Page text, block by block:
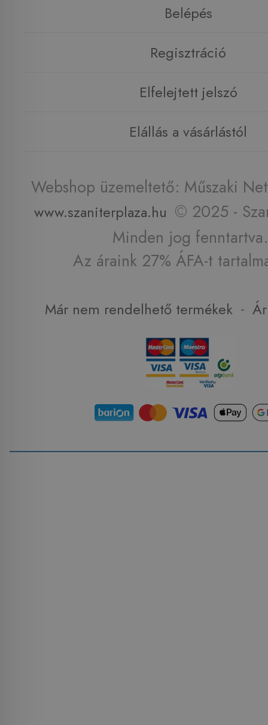
Belépés
Regisztráció
Elfelejtett jelszó
Elállás a vásárlástól
Webshop üzemeltető: Műszaki
www.szaniterplaza.hu © 2025 -
Minden jog fenntartva.
Az áraink 27% ÁFA-t
Már nem rendelhető termékek -